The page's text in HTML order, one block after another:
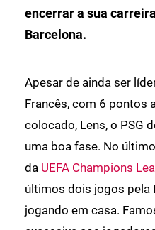
encerrar a sua
Barcelona.
Apesar de ainda ser
Francês, com 6 pontos
colocado, Lens, o PSG
uma boa fase. No
da UEFA Champions
últimos dois jogos pela
jogando em casa.